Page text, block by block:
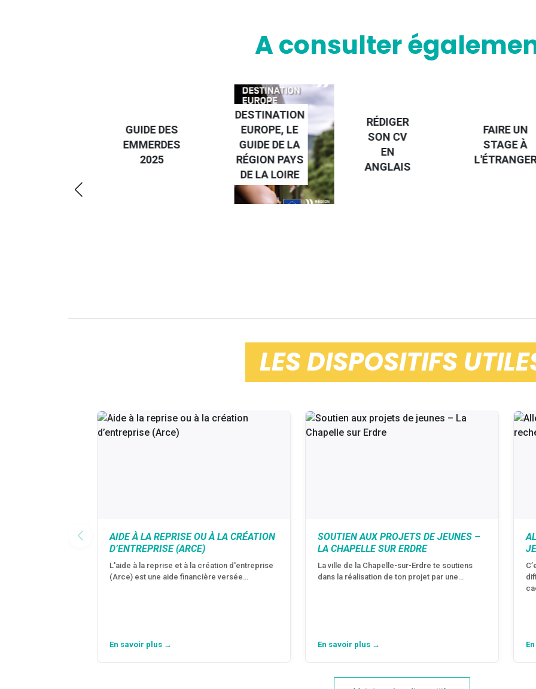
A consulter
GUIDE DES
EMMERDES
2025
DESTINATION
EUROPE, LE
GUIDE DE LA
RÉGION PAYS
DE LA LOIRE
RÉDIGER
SON CV
EN
ANGLAIS
FAIRE UN
STAGE À
LES DISPOSITIFS
AIDE À LA REPRISE OU À LA CRÉATION
D’ENTREPRISE (ARCE)
L'aide à la reprise et à la création d'entreprise
(Arce) est une aide financière versée…
En savoir plus →
SOUTIEN AUX PROJETS DE JEUNES –
LA CHAPELLE SUR ERDRE
La ville de la Chapelle-sur-Erdre te soutiens
dans la réalisation de ton projet par une…
En savoir plus →